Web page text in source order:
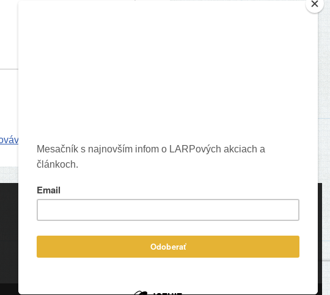
údaje o vašich komentároch.
Icons created by Freepik - Flaticon